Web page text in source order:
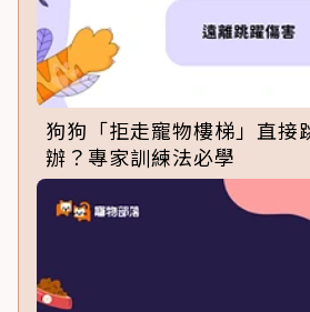
狗狗「拒走寵物樓梯」直接
辦？專家訓練法必學